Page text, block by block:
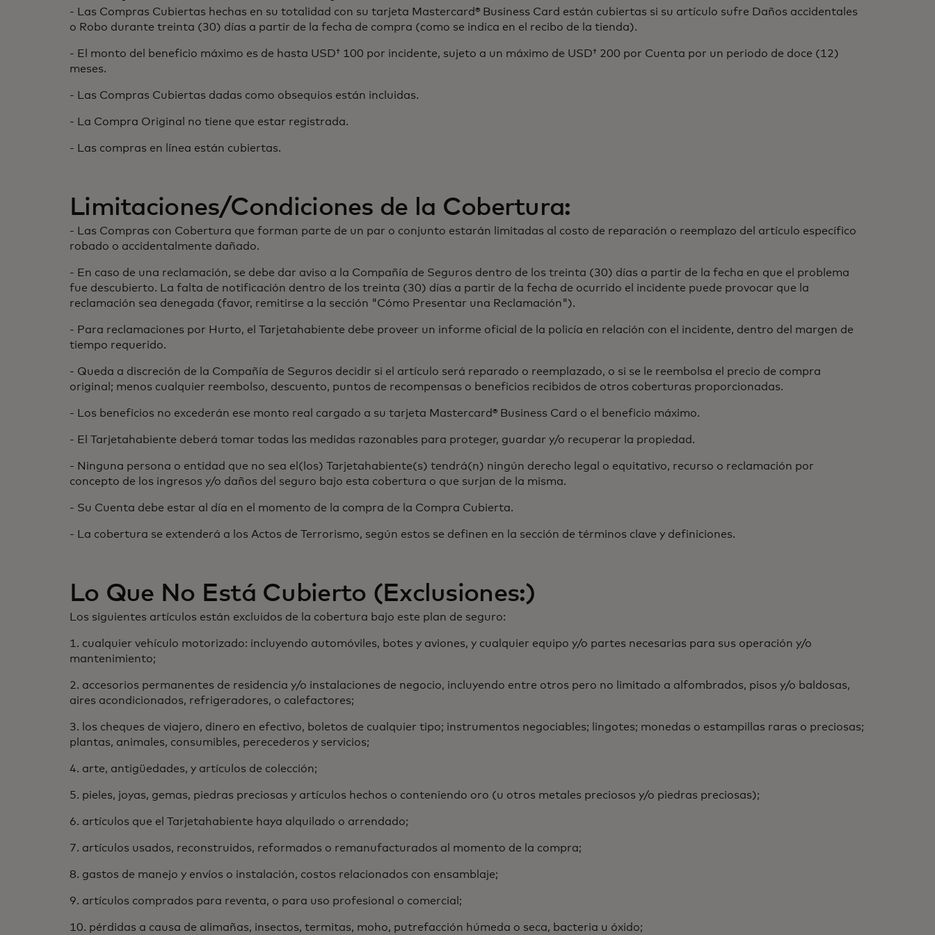
- Las Compras Cubiertas hechas en su totalidad con su tarjeta Mastercard® Business Card están cubiertas si su artículo sufre Daños accidentales
o Robo durante treinta (30) días a partir de la fecha de compra (como se indica en el recibo de la tienda).
- El monto del beneficio máximo es de hasta USD† 100 por incidente, sujeto a un máximo de USD† 200 por Cuenta por un periodo de doce (12)
meses.
- Las Compras Cubiertas dadas como obsequios están incluidas.
- La Compra Original no tiene que estar registrada.
- Las compras en línea están cubiertas.
Limitaciones/Condiciones de la Cobertura:
- Las Compras con Cobertura que forman parte de un par o conjunto estarán limitadas al costo de reparación o reemplazo del artículo específico
robado o accidentalmente dañado.
- En caso de una reclamación, se debe dar aviso a la Compañía de Seguros dentro de los treinta (30) días a partir de la fecha en que el problema
fue descubierto. La falta de notificación dentro de los treinta (30) días a partir de la fecha de ocurrido el incidente puede provocar que la
reclamación sea denegada (favor, remitirse a la sección "Cómo Presentar una Reclamación").
- Para reclamaciones por Hurto, el Tarjetahabiente debe proveer un informe oficial de la policía en relación con el incidente, dentro del margen de
tiempo requerido.
- Queda a discreción de la Compañía de Seguros decidir si el artículo será reparado o reemplazado, o si se le reembolsa el precio de compra
original; menos cualquier reembolso, descuento, puntos de recompensas o beneficios recibidos de otros coberturas proporcionadas.
- Los beneficios no excederán ese monto real cargado a su tarjeta Mastercard® Business Card o el beneficio máximo.
- El Tarjetahabiente deberá tomar todas las medidas razonables para proteger, guardar y/o recuperar la propiedad.
- Ninguna persona o entidad que no sea el(los) Tarjetahabiente(s) tendrá(n) ningún derecho legal o equitativo, recurso o reclamación por
concepto de los ingresos y/o daños del seguro bajo esta cobertura o que surjan de la misma.
- Su Cuenta debe estar al día en el momento de la compra de la Compra Cubierta.
- La cobertura se extenderá a los Actos de Terrorismo, según estos se definen en la sección de términos clave y definiciones.
Lo Que No Está Cubierto (Exclusiones:)
Los siguientes artículos están excluidos de la cobertura bajo este plan de seguro:
1. cualquier vehículo motorizado: incluyendo automóviles, botes y aviones, y cualquier equipo y/o partes necesarias para sus operación y/o
mantenimiento;
2. accesorios permanentes de residencia y/o instalaciones de negocio, incluyendo entre otros pero no limitado a alfombrados, pisos y/o baldosas,
aires acondicionados, refrigeradores, o calefactores;
3. los cheques de viajero, dinero en efectivo, boletos de cualquier tipo; instrumentos negociables; lingotes; monedas o estampillas raras o preciosas;
plantas, animales, consumibles, perecederos y servicios;
4. arte, antigüedades, y artículos de colección;
5. pieles, joyas, gemas, piedras preciosas y artículos hechos o conteniendo oro (u otros metales preciosos y/o piedras preciosas);
6. artículos que el Tarjetahabiente haya alquilado o arrendado;
7. artículos usados, reconstruidos, reformados o remanufacturados al momento de la compra;
8. gastos de manejo y envíos o instalación, costos relacionados con ensamblaje;
9. artículos comprados para reventa, o para uso profesional o comercial;
10. pérdidas a causa de alimañas, insectos, termitas, moho, putrefacción húmeda o seca, bacteria u óxido;